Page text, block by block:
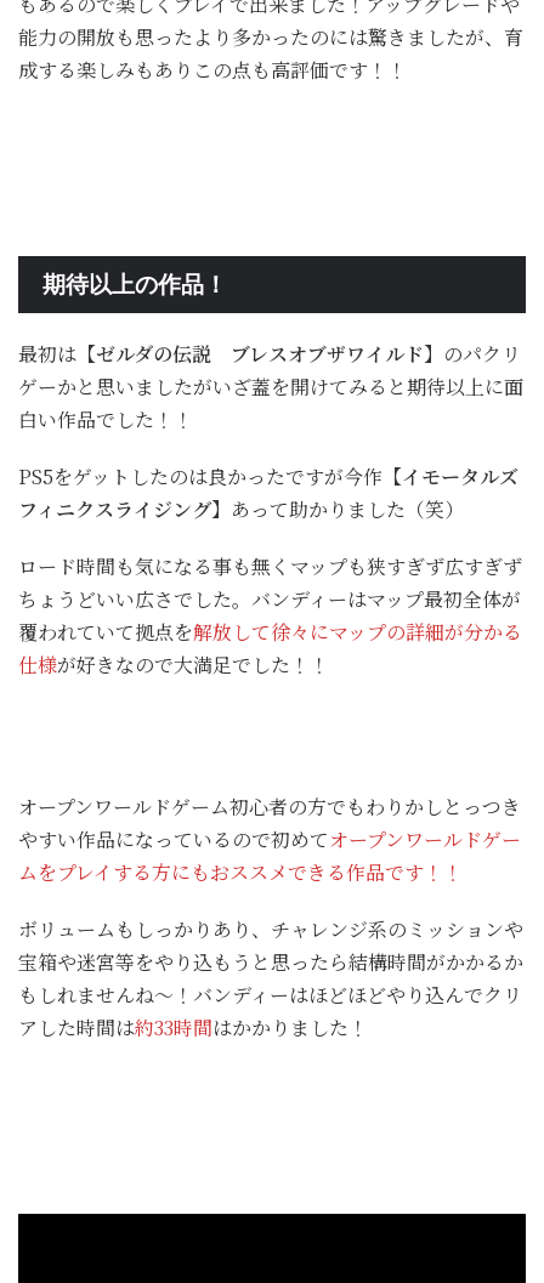
能力の開放も思ったより多かったのには驚きましたが、育
成する楽しみもありこの点も高評価です！！
期待以上の作品！
最初は 【ゼルダの伝説 ブレスオブザワイルド】 のパクリ
ゲーかと思いましたがいざ蓋を開けてみると期待以上に面
白い作品でした！！
PS5をゲットしたのは良かったですが今作 【イモータルズ
フィニクスライジング】 あって助かりました（笑）
ロード時間も気になる事も無くマップも狭すぎず広すぎず
ちょうどいい広さでした。バンディーはマップ最初全体が
覆われていて拠点を解放して徐々にマップの詳細が分かる
仕様が好きなので大満足でした！！
オープンワールドゲーム初心者の方でもわりかしとっつき
やすい作品になっているので初めてオープンワールドゲー
ムをプレイする方にもおススメできる作品です！！
ボリュームもしっかりあり、チャレンジ系のミッションや
宝箱や迷宮等をやり込もうと思ったら結構時間がかかるか
もしれませんね～！バンディーはほどほどやり込んでクリ
アした時間は約33時間はかかりました！